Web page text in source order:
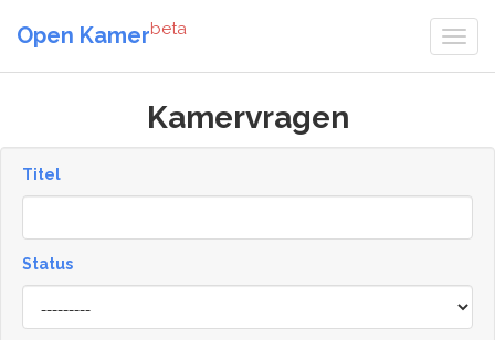
Open Kamerbeta
Kamervragen
Titel
Status
[invalid
name]